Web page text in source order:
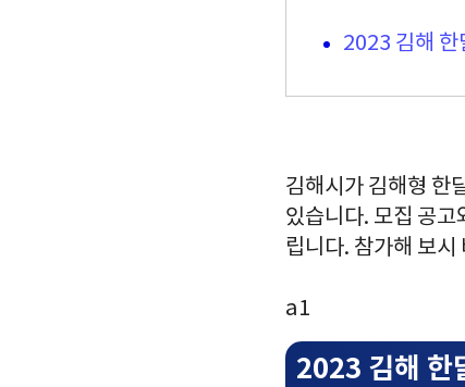
2023 김해 한
김해시가 김해형 한
있습니다. 모집 공
립니다. 참가해 보시
a1
2023 김해 한